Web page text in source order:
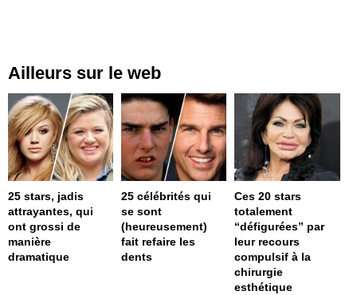
Ailleurs sur le web
25 stars, jadis
attrayantes, qui
ont grossi de
manière
dramatique
25 célébrités qui
se sont
(heureusement)
fait refaire les
dents
Ces 20 stars
totalement
“défigurées” par
leur recours
compulsif à la
chirurgie
esthétique